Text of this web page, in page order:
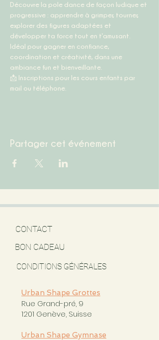
Découvre la pole dance de façon ludique et
progressive : apprendre à grimper, tourner,
explorer des figures adaptées et
développer ta force tout en t’amusant.
Idéal pour gagner en confiance,
coordination et créativité, dans une
ambiance fun et bienveillante.
📩 Inscriptions pour les cours enfants par
mail ou téléphone.
Partager cet événement
CONTACT
BON CADEAU
CONDITIONS GÉNÉRALES
Urban Shape Grottes
Rue Grand-pré, 9
1201 Genève, Suisse
Urban Shape Gymnase